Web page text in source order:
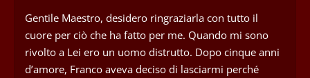
Gentile Maestro, desidero ringraziarla con tutto il
cuore per ciò che ha fatto per me. Quando mi sono
rivolto a Lei ero un uomo distrutto. Dopo cinque anni
d’amore, Franco aveva deciso di lasciarmi perché